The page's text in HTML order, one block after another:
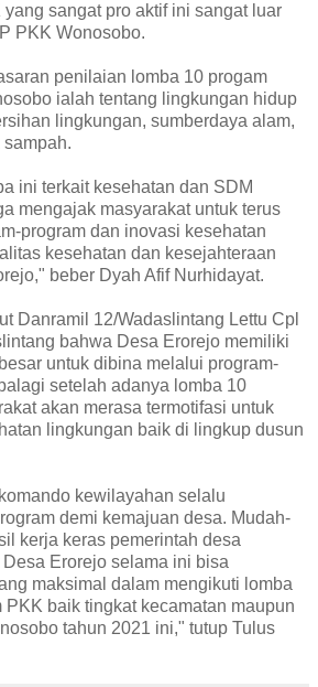
sangat pro aktif ini sangat luar
PKK Wonosobo.
penilaian lomba 10 progam
ialah tentang lingkungan hidup
lingkungan, sumberdaya alam,
ini terkait kesehatan dan SDM
mengajak masyarakat untuk terus
program dan inovasi kesehatan
kesehatan dan kesejahteraan
beber Dyah Afif Nurhidayat.
Danramil 12/Wadaslintang Lettu Cpl
bahwa Desa Erorejo memiliki
untuk dibina melalui program-
setelah adanya lomba 10
akan merasa termotifasi untuk
lingkungan baik di lingkup dusun
kewilayahan selalu
demi kemajuan desa. Mudah-
kerja keras pemerintah desa
Erorejo selama ini bisa
maksimal dalam mengikuti lomba
baik tingkat kecamatan maupun
tahun 2021 ini," tutup Tulus